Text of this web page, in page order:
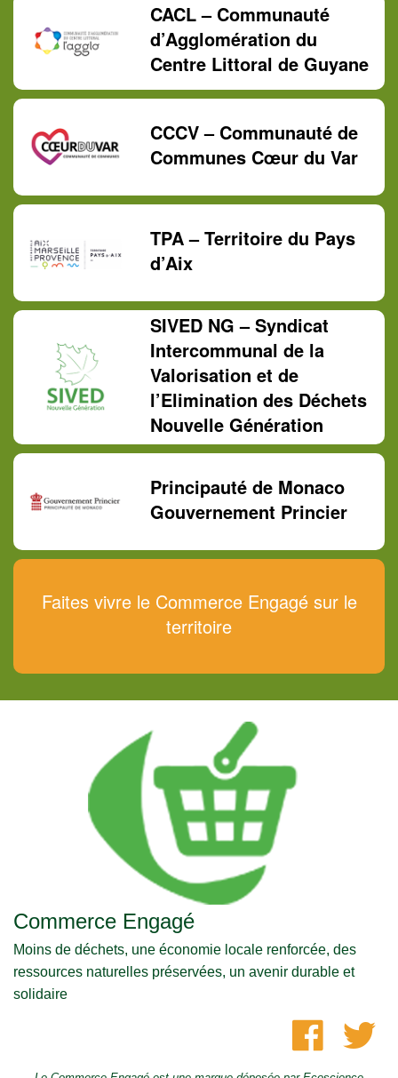
CACL – Communauté
d’Agglomération du
Centre Littoral de Guyane
CCCV – Communauté de
Communes Cœur du Var
TPA – Territoire du Pays
d’Aix
SIVED NG – Syndicat
Intercommunal de la
Valorisation et de
l’Elimination des Déchets
Nouvelle Génération
Principauté de Monaco
Gouvernement Princier
Faites vivre le Commerce Engagé sur le
territoire
Commerce Engagé
Moins de déchets, une économie locale renforcée, des
ressources naturelles préservées, un avenir durable et
solidaire